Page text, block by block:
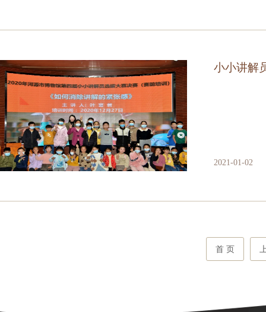
小小讲解
2021-01-02
首 页